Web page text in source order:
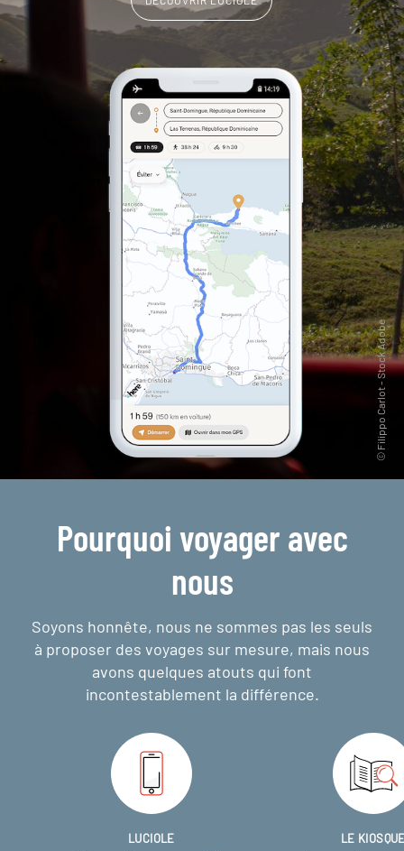
Pourquoi voyager avec
nous
Soyons honnête, nous ne sommes pas les seuls
à proposer des voyages sur mesure, mais nous
avons quelques atouts qui font
incontestablement la différence.
LUCIOLE
LE